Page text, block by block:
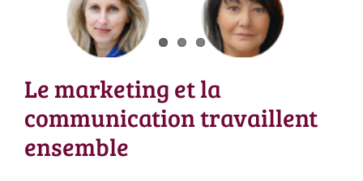
Le marketing et la
communication travaillent
ensemble